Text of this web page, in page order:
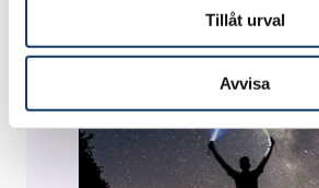
Tillåt urval
Avvisa